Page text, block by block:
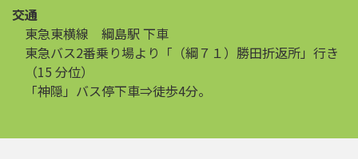
交通
東急東横線 綱島駅 下車
東急バス2番乗り場より「（綱７１）勝田折返所」行き
（15 分位）
「神隠」バス停下車⇒徒歩4分。